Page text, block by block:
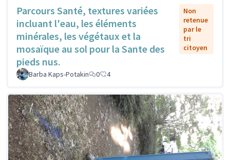
Parcours Santé, textures variées
incluant l'eau, les éléments
minérales, les végétaux et la
mosaïque au sol pour la Sante des
pieds nus.
Non
retenue
par le
tri
citoyen
Barba Kaps-Potakin 0 4